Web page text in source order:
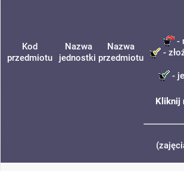
Kod
przedmiotu
Nazwa
jednostki
Nazwa
przedmiotu
-
-
-
Kliknij